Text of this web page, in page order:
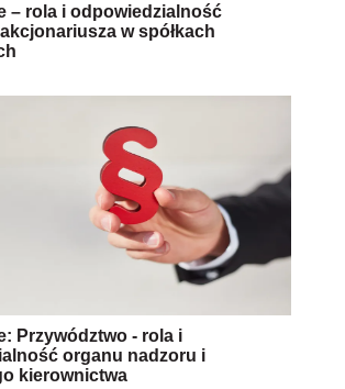
– rola i odpowiedzialność
w spółkach
Przywództwo - rola i
organu nadzoru i
kierownictwa